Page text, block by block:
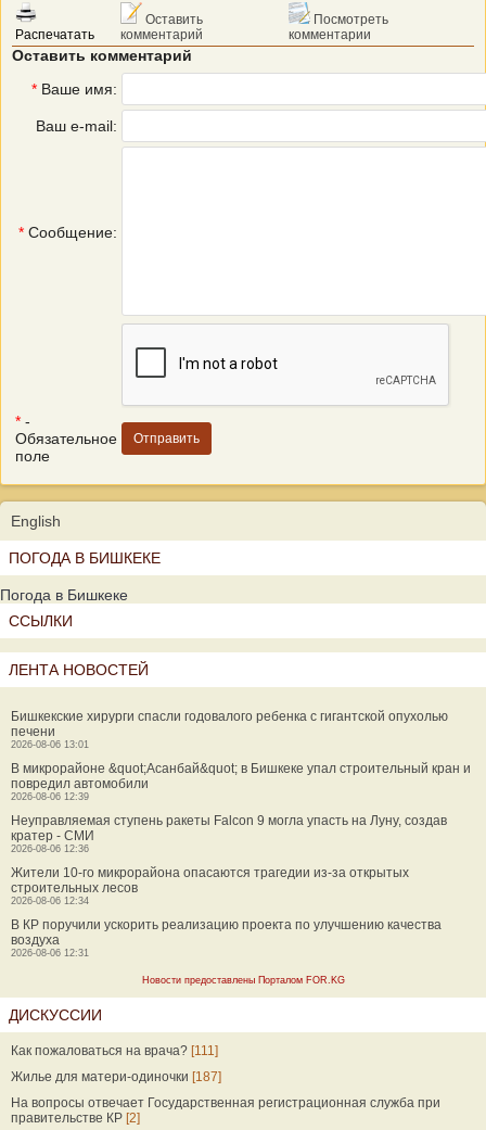
Распечатать
Оставить
комментарий
Посмотреть
комментарии
Оставить комментарий
* Ваше имя:
Ваш e-mail:
* Сообщение:
* -
Обязательное
поле
English
ПОГОДА В БИШКЕКЕ
Погода в Бишкеке
ССЫЛКИ
ЛЕНТА НОВОСТЕЙ
Бишкекские хирурги спасли годовалого ребенка с гигантской опухолью
печени
2026-08-06 13:01
В микрорайоне &quot;Асанбай&quot; в Бишкеке упал строительный кран и
повредил автомобили
2026-08-06 12:39
Неуправляемая ступень ракеты Falcon 9 могла упасть на Луну, создав
кратер - СМИ
2026-08-06 12:36
Жители 10-го микрорайона опасаются трагедии из-за открытых
строительных лесов
2026-08-06 12:34
В КР поручили ускорить реализацию проекта по улучшению качества
воздуха
2026-08-06 12:31
Новости предоставлены Порталом FOR.KG
ДИСКУССИИ
Как пожаловаться на врача? [111]
Жилье для матери-одиночки [187]
На вопросы отвечает Государственная регистрационная служба при
правительстве КР [2]